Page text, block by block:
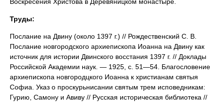
Труды:
Послание на Двину (около 1397 г.) // Рождественский С. В.
Послание новгородского архиепископа Иоанна на Двину как
источник для истории Двинского восстания 1397 г. // Доклады
Российской Академии наук. — 1925, с. 51—54. Благословение
архиепископа новгородцкого Иоанна к христианам святыя
Софиа. Указ о проскурьнисании святым трем исповедникам:
Гурию, Самону и Авиву // Русская историческая библиотека //